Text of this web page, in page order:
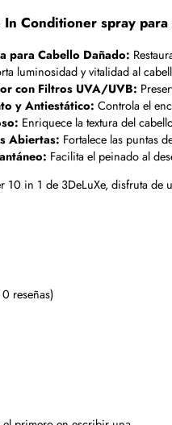
Conditioner spray
para Cabello Dañado:
luminosidad y vitalidad al
con Filtros UVA/UVB:
y Antiestático: Controla el
Enriquece la textura del
Abiertas: Fortalece las puntas
Facilita el peinado al
10 in 1 de 3DeLuXe, disfruta
reseñas)